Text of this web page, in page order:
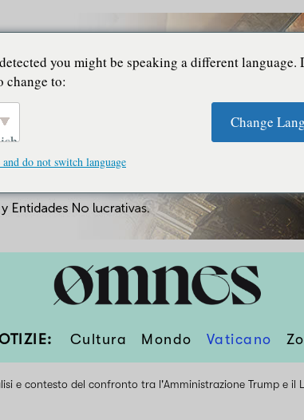
Cultura Mondo Vaticano
e contesto del confronto tra l'Amministrazione Trump e il
you might be speaking a different language.
change to:
Change
and do not switch language